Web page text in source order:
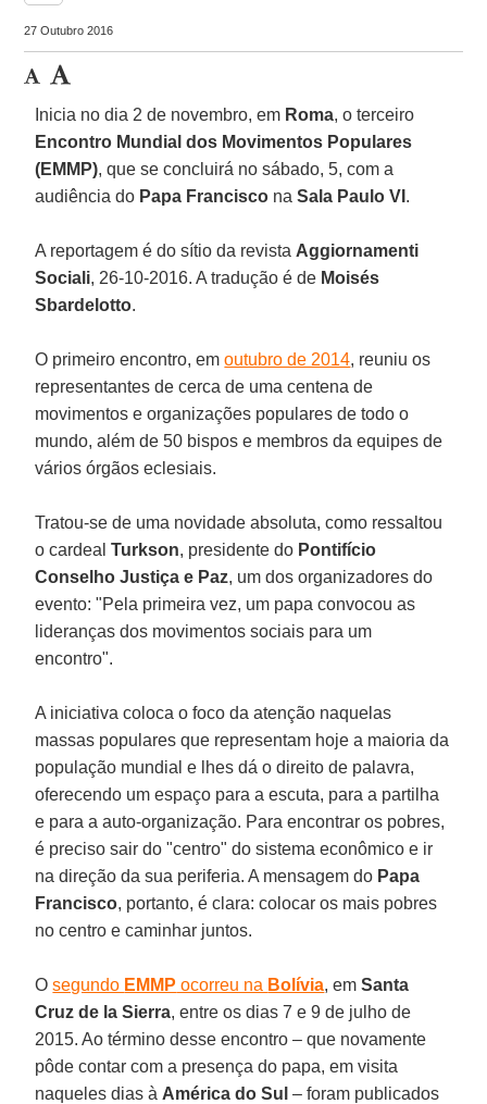
27 Outubro 2016
Inicia no dia 2 de novembro, em Roma, o terceiro
Encontro Mundial dos Movimentos Populares
(EMMP), que se concluirá no sábado, 5, com a
audiência do Papa Francisco naSala Paulo VI .
A reportagem é do sítio da revista Aggiornamenti
Sociali, 26-10-2016. A tradução é de Moisés
Sbardelotto.
O primeiro encontro, emoutubro de 2014, reuniu os
representantes de cerca de uma centena de
movimentos e organizações populares de todo o
mundo, além de 50 bispos e membros da equipes de
vários órgãos eclesiais.
Tratou-se de uma novidade absoluta, como ressaltou
o cardealTurkson, presidente do Pontifício
Conselho Justiça e Paz, um dos organizadores do
evento: "Pela primeira vez, um papa convocou as
lideranças dos movimentos sociais para um
encontro".
A iniciativa coloca o foco da atenção naquelas
massas populares que representam hoje a maioria da
população mundial e lhes dá o direito de palavra,
oferecendo um espaço para a escuta, para a partilha
e para a auto-organização. Para encontrar os pobres,
é preciso sair do "centro" do sistema econômico e ir
na direção da sua periferia. A mensagem do Papa
Francisco, portanto, é clara: colocar os mais pobres
no centro e caminhar juntos.
Osegundo EMMP ocorreu na Bolívia, emSanta
Cruz de la Sierra, entre os dias 7 e 9 de julho de
2015. Ao término desse encontro – que novamente
pôde contar com a presença do papa, em visita
naqueles dias à América do Sul – foram publicados